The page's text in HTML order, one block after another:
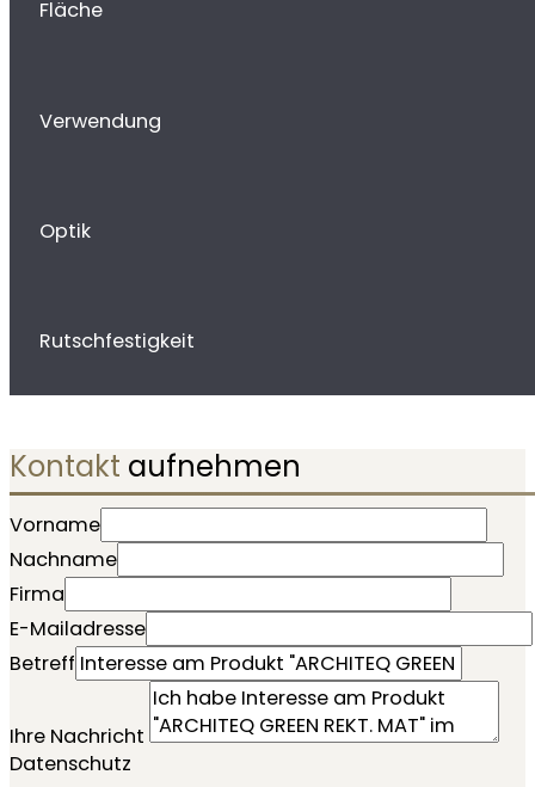
Fläche
Verwendung
Optik
Rutschfestigkeit
Kontakt aufnehmen
Vorname
Nachname
Firma
E-Mailadresse
Betreff
Ihre Nachricht
Datenschutz